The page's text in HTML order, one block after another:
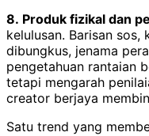
8. Produk fizikal dan
kelulusan. Barisan sos,
dibungkus, jenama
pengetahuan rantaian
tetapi mengarah
creator berjaya
Satu trend yang